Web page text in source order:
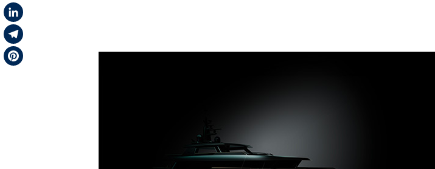
X
LinkedIn
Telegram